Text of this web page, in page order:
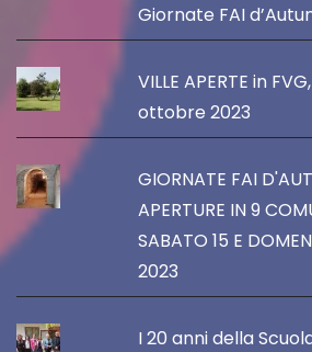
Giornate FAI
VILLE APERTE in
ottobre 2023
GIORNATE FAI
APERTURE IN 9
SABATO 15 E
2023
I 20 anni della